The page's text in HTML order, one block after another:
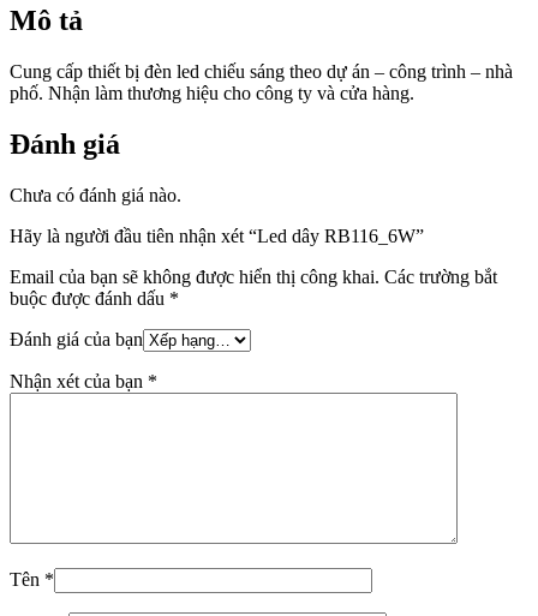
Mô tả
Cung cấp thiết bị đèn led chiếu sáng theo dự án – công trình – nhà
phố. Nhận làm thương hiệu cho công ty và cửa hàng.
Đánh giá
Chưa có đánh giá nào.
Hãy là người đầu tiên nhận xét “Led dây RB116_6W”
Email của bạn sẽ không được hiển thị công khai. Các trường bắt
buộc được đánh dấu *
Đánh giá của bạn
Nhận xét của bạn *
Tên *